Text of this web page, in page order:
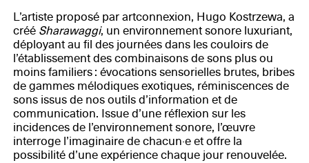
L’artiste proposé par artconnexion, Hugo Kostrzewa, a
créé Sharawaggi, un environnement sonore luxuriant,
déployant au fil des journées dans les couloirs de
l’établissement des combinaisons de sons plus ou
moins familiers : évocations sensorielles brutes, bribes
de gammes mélodiques exotiques, réminiscences de
sons issus de nos outils d’information et de
communication. Issue d’une réflexion sur les
incidences de l’environnement sonore, l’œuvre
interroge l’imaginaire de chacun·e et offre la
possibilité d’une expérience chaque jour renouvelée.